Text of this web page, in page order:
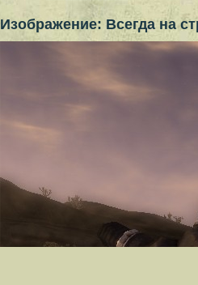
Изображение: Всегда на